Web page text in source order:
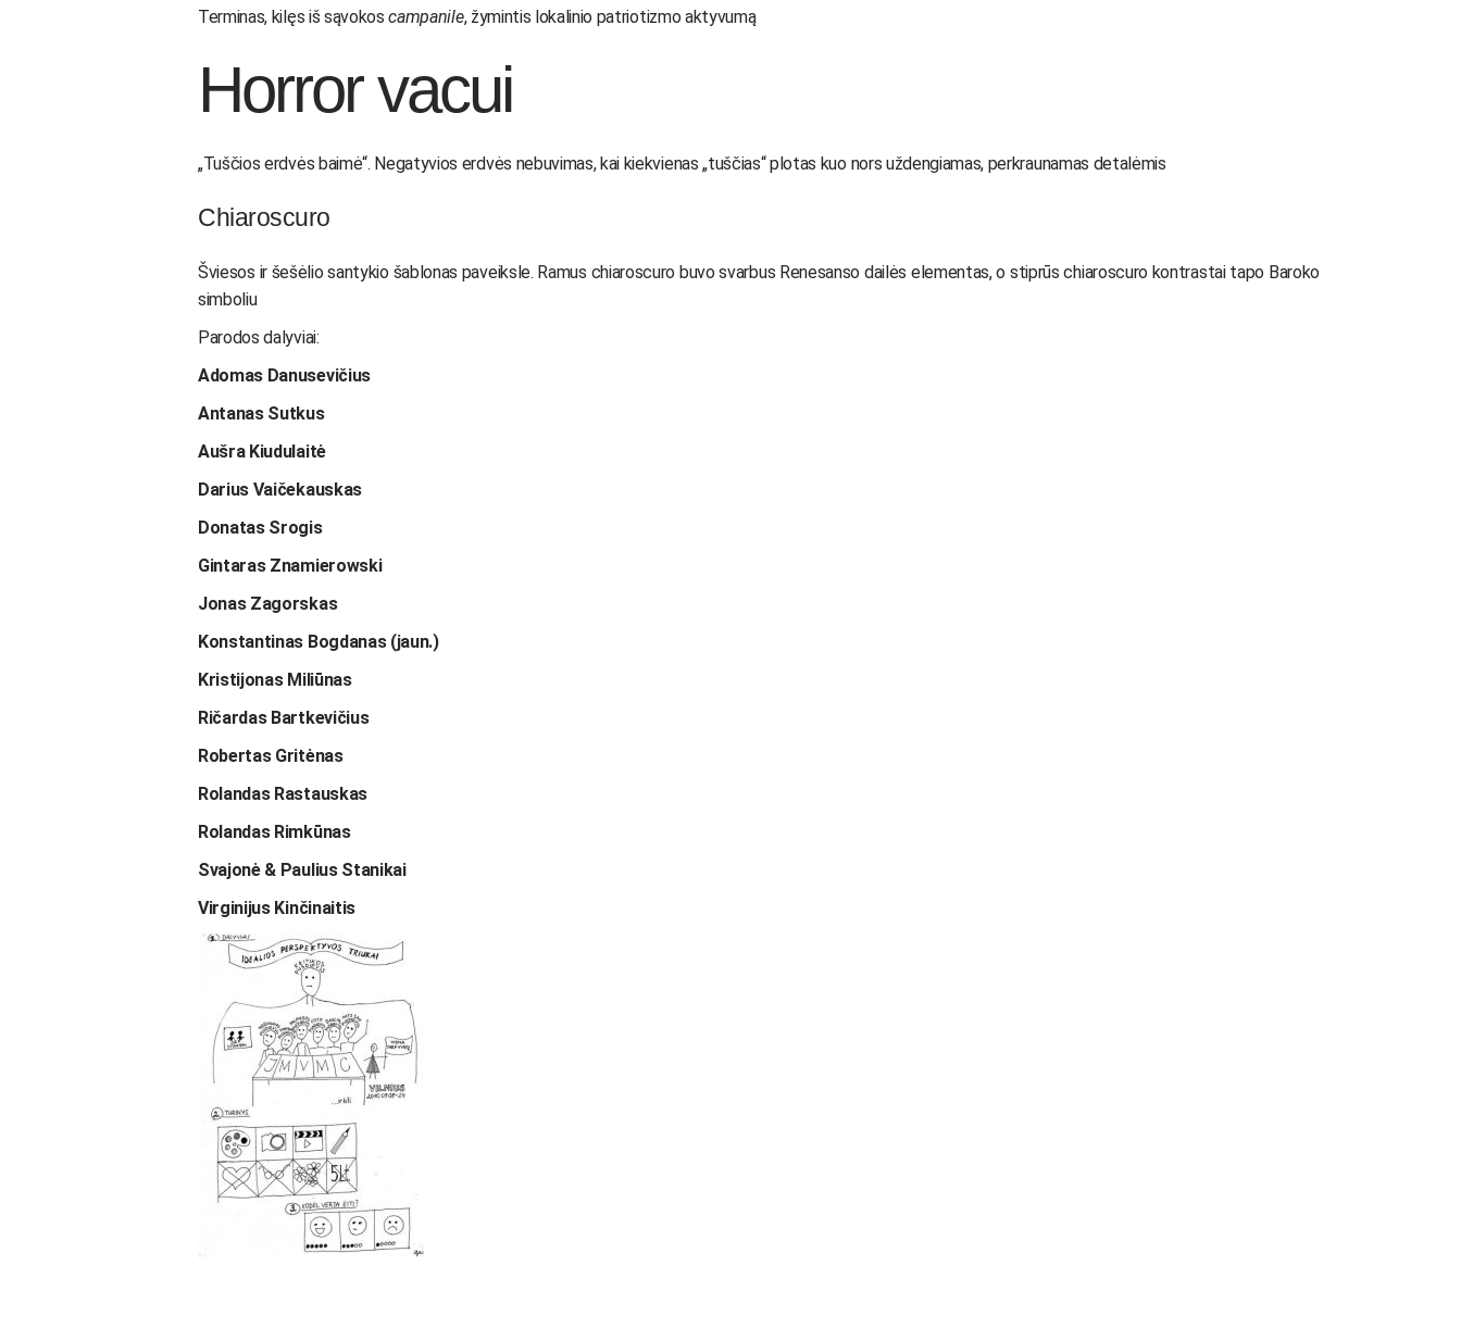
Terminas, kilęs iš sąvokoscampanile, žymintis lokalinio patriotizmo aktyvumą
Horror vacui
„Tuščios erdvės baimė“. Negatyvios erdvės nebuvimas, kai kiekvienas „tuščias“ plotas kuo nors uždengiamas, perkraunamas detalėmis
Chiaroscuro
Šviesos ir šešėlio santykio šablonas paveiksle. Ramus chiaroscuro buvo svarbus Renesanso dailės elementas, o stiprūs chiaroscuro kontrastai tapo Baroko
simboliu
Parodos dalyviai:
Adomas Danusevičius
Antanas Sutkus
Aušra Kiudulaitė
Darius Vaičekauskas
Donatas Srogis
Gintaras Znamierowski
Jonas Zagorskas
Konstantinas Bogdanas (jaun.)
Kristijonas Miliūnas
Ričardas Bartkevičius
Robertas Gritėnas
Rolandas Rastauskas
Rolandas Rimkūnas
Svajonė & Paulius Stanikai
Virginijus Kinčinaitis